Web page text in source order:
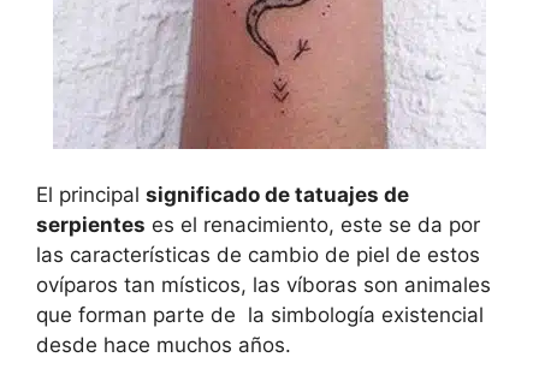
El principal significado de tatuajes de
serpientes es el renacimiento, este se da por
las características de cambio de piel de estos
ovíparos tan místicos, las víboras son animales
que forman parte de la simbología existencial
desde hace muchos años.